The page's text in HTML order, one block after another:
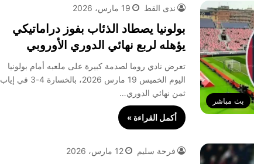
بث مباشر
ندى القط 19 مارس، 2026
بولونيا يصطاد الذئاب بفوز دراماتيكي
يؤهله لربع نهائي الدوري الأوروبي
تعرض نادي روما لصدمة كبيرة على ملعبه أمام بولونيا
اليوم الخميس 19 مارس 2026، بالخسارة 4-3 في إياب
ثمن نهائي الدوري…
أكمل القراءة »
فرحة سليم 12 مارس، 2026